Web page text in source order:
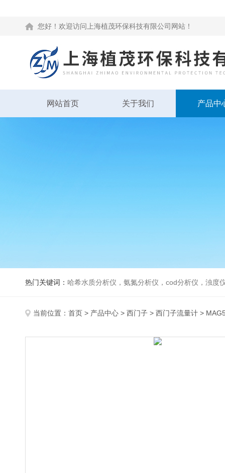
您好！欢迎访问上海植茂环保科技有限公司网站！
网站首页 关于我们 产品中
热门关键词： 哈希水质分析仪，氨氮分析仪，cod分析仪，浊度
当前位置： 首页 > 产品中心 > 西门子 > 西门子流量计 >